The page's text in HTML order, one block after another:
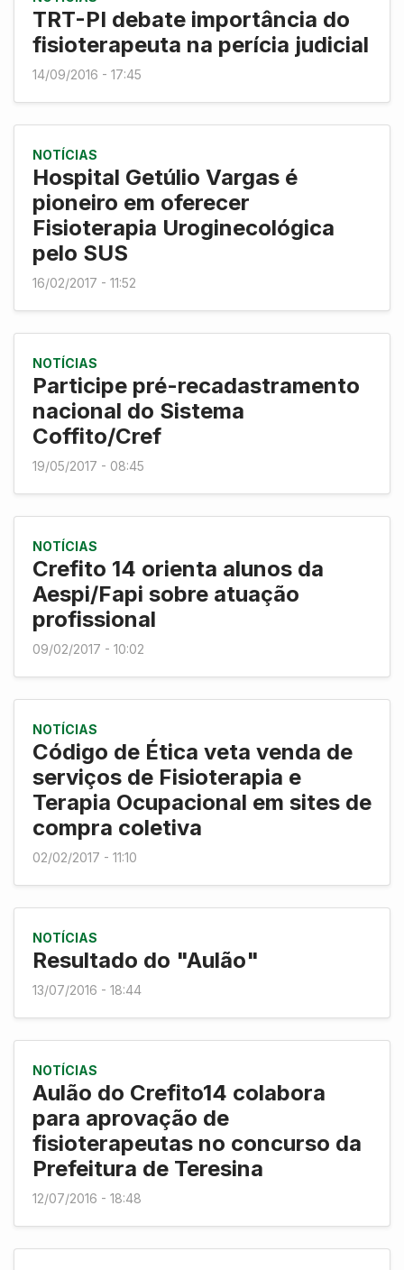
TRT-PI debate importância do
fisioterapeuta na perícia judicial
14/09/2016 - 17:45
NOTÍCIAS
Hospital Getúlio Vargas é
pioneiro em oferecer
Fisioterapia Uroginecológica
pelo SUS
16/02/2017 - 11:52
NOTÍCIAS
Participe pré-recadastramento
nacional do Sistema
Coffito/Cref
19/05/2017 - 08:45
NOTÍCIAS
Crefito 14 orienta alunos da
Aespi/Fapi sobre atuação
profissional
09/02/2017 - 10:02
NOTÍCIAS
Código de Ética veta venda de
serviços de Fisioterapia e
Terapia Ocupacional em sites de
compra coletiva
02/02/2017 - 11:10
NOTÍCIAS
Resultado do "Aulão"
13/07/2016 - 18:44
NOTÍCIAS
Aulão do Crefito14 colabora
para aprovação de
fisioterapeutas no concurso da
Prefeitura de Teresina
12/07/2016 - 18:48